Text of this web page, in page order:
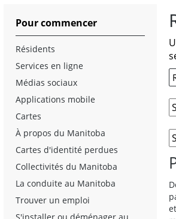
Pour commencer
Résidents
Services en ligne
Médias sociaux
Applications mobile
Cartes
À propos du Manitoba
Cartes d'identité perdues
Collectivités du Manitoba
La conduite au Manitoba
Trouver un emploi